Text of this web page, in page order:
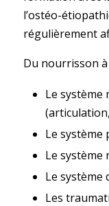
l’ostéo-
régulièrement
Du nourrisson à
Le système
Le système
Le système
Le système
Les